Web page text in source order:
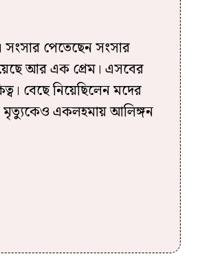
পেতেছেন সংসার
আর এক প্রেম। এসবের
বেছে নিয়েছিলেন মদের
মৃত্যুকেও একলহমায় আলিঙ্গন